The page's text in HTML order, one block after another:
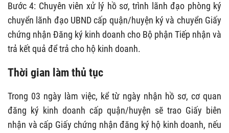
Bước 4: Chuyên viên xử lý hồ sơ, trình lãnh đạo phòng ký
chuyển lãnh đạo UBND cấp quận/huyện ký và chuyển Giấy
chứng nhận Đăng ký kinh doanh cho Bộ phận Tiếp nhận và
trả kết quả để trả cho hộ kinh doanh.
Thời gian làm thủ tục
Trong 03 ngày làm việc, kể từ ngày nhận hồ sơ, cơ quan
đăng ký kinh doanh cấp quận/huyện sẽ trao Giấy biên
nhận và cấp Giấy chứng nhận đăng ký hộ kinh doanh, nếu